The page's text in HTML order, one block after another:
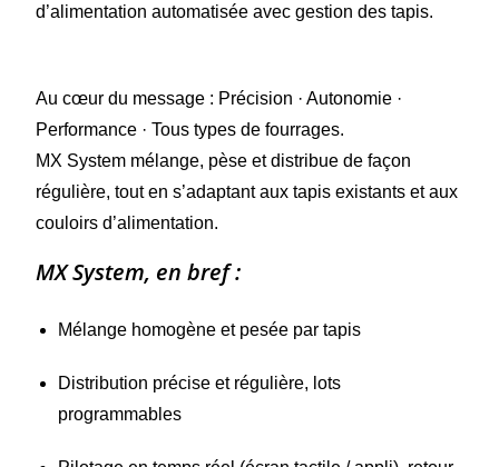
d’alimentation automatisée avec gestion des tapis.
Au cœur du message : Précision · Autonomie ·
Performance · Tous types de fourrages.
MX System mélange, pèse et distribue de façon
régulière, tout en s’adaptant aux tapis existants et aux
couloirs d’alimentation.
MX System, en bref :
Mélange homogène et pesée par tapis
Distribution précise et régulière, lots
programmables